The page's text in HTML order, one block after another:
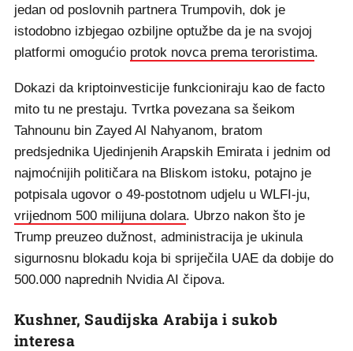
jedan od poslovnih partnera Trumpovih, dok je
istodobno izbjegao ozbiljne optužbe da je na svojoj
platformi omogućio protok novca prema teroristima.
Dokazi da kriptoinvesticije funkcioniraju kao de facto
mito tu ne prestaju. Tvrtka povezana sa šeikom
Tahnounu bin Zayed Al Nahyanom, bratom
predsjednika Ujedinjenih Arapskih Emirata i jednim od
najmoćnijih političara na Bliskom istoku, potajno je
potpisala ugovor o 49-postotnom udjelu u WLFI-ju,
vrijednom 500 milijuna dolara. Ubrzo nakon što je
Trump preuzeo dužnost, administracija je ukinula
sigurnosnu blokadu koja bi spriječila UAE da dobije do
500.000 naprednih Nvidia AI čipova.
Kushner, Saudijska Arabija i sukob
interesa